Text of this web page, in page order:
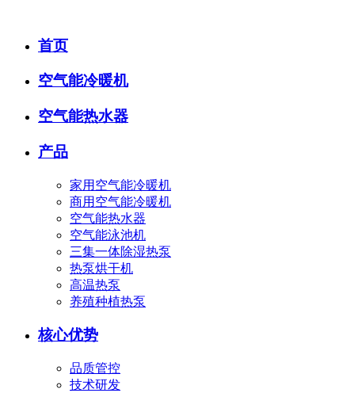
首页
空气能冷暖机
空气能热水器
产品
家用空气能冷暖机
商用空气能冷暖机
空气能热水器
空气能泳池机
三集一体除湿热泵
热泵烘干机
高温热泵
养殖种植热泵
核心优势
品质管控
技术研发